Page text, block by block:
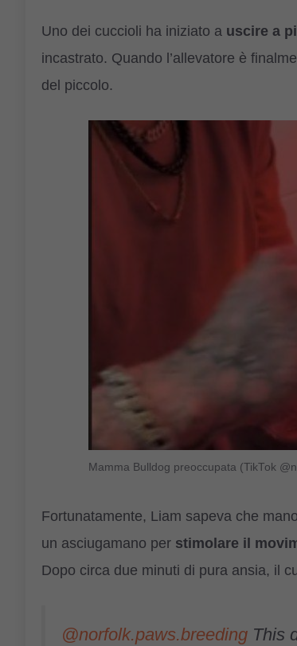
Uno dei cuccioli ha iniziato a uscire a
incastrato. Quando l’allevatore è
del piccolo.
Mamma Bulldog preoccupata (TikTok
Fortunatamente, Liam sapeva che
un asciugamano per stimolare il
Dopo circa due minuti di pura ansia, il
@norfolk.paws.breeding This